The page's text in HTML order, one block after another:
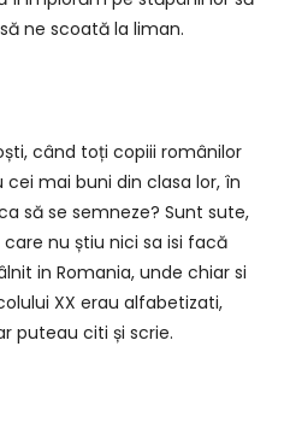
ne scoată la liman.
când toți copiii românilor
mai buni din clasa lor, în
să se semneze? Sunt sute,
nu știu nici sa isi facă
in Romania, unde chiar si
XX erau alfabetizati,
puteau citi și scrie.